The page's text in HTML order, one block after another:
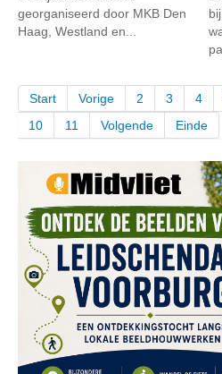
georganiseerd door MKB Den
Haag, Westland en...
Start Vorige 2 3 4
10
11 Volgende Einde